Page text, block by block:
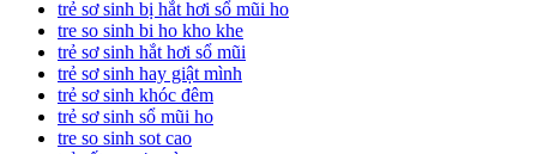
trẻ sơ sinh bị hắt hơi sổ mũi ho
tre so sinh bi ho kho khe
trẻ sơ sinh hắt hơi sổ mũi
trẻ sơ sinh hay giật mình
trẻ sơ sinh khóc đêm
trẻ sơ sinh sổ mũi ho
tre so sinh sot cao